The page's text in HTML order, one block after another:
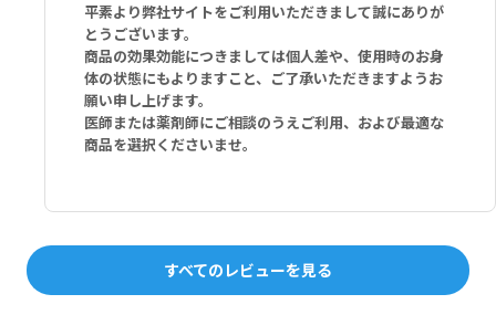
平素より弊社サイトをご利用いただきまして誠にありが
とうございます。
商品の効果効能につきましては個人差や、使用時のお身
体の状態にもよりますこと、ご了承いただきますようお
願い申し上げます。
医師または薬剤師にご相談のうえご利用、および最適な
商品を選択くださいませ。
すべてのレビューを見る